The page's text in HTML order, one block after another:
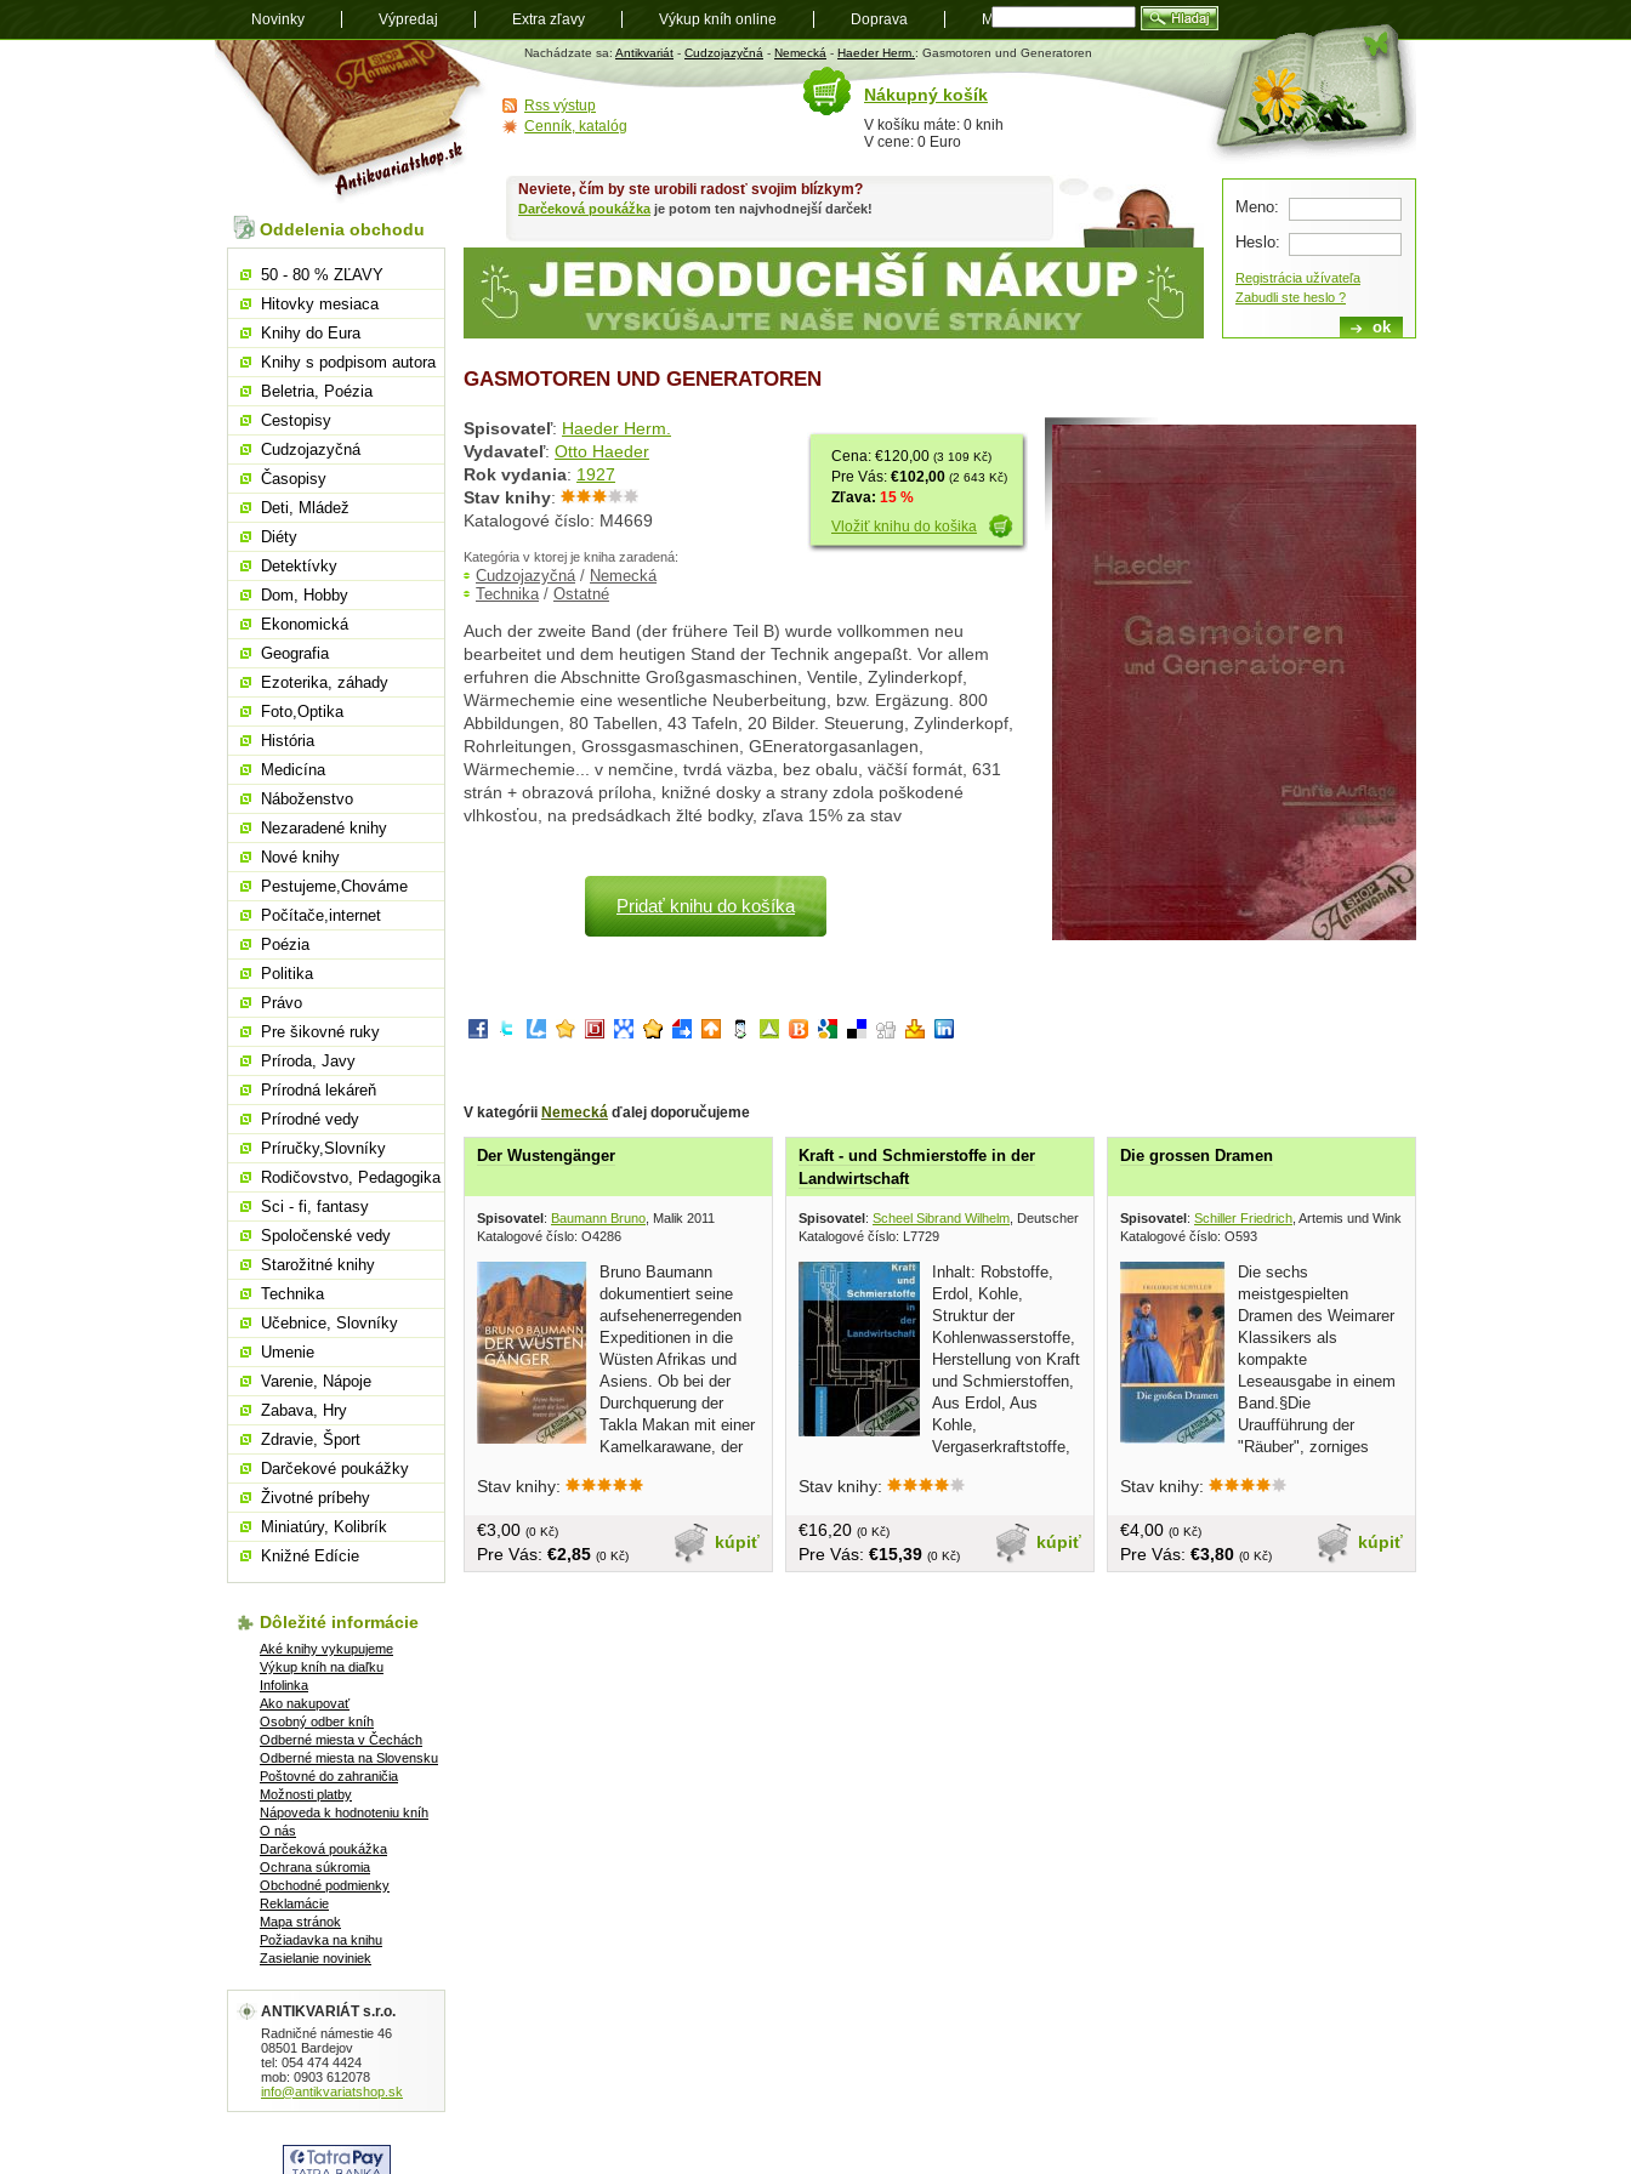
Antikvariát
shop.sk
Nachádzate sa: Antikvariát - Cudzojazyčná - Nemecká - Haeder Herm. : Gasmotoren und Generatoren
GASMOTOREN UND GENERATOREN
Cena: €120,00 (3 109 Kč)
Pre Vás: €102,00 (2 643 Kč)
Zľava: 15 %
Vložiť knihu do košika
Spisovateľ: Haeder Herm.
Vydavateľ: Otto Haeder
Rok vydania: 1927
Stav knihy:
Katalogové číslo: M4669
Kategória v ktorej je kniha zaradená:
Cudzojazyčná/ Nemecká
Technika/ Ostatné
Auch der zweite Band (der frühere Teil B) wurde vollkommen neu
bearbeitet und dem heutigen Stand der Technik angepaßt. Vor allem
erfuhren die Abschnitte Großgasmaschinen, Ventile, Zylinderkopf,
Wärmechemie eine wesentliche Neuberbeitung, bzw. Ergäzung. 800
Abbildungen, 80 Tabellen, 43 Tafeln, 20 Bilder. Steuerung, Zylinderkopf,
Rohrleitungen, Grossgasmaschinen, GEneratorgasanlagen,
Wärmechemie... v nemčine, tvrdá väzba, bez obalu, väčší formát, 631
strán + obrazová príloha, knižné dosky a strany zdola poškodené
vlhkosťou, na predsádkach žlté bodky, zľava 15% za stav
Pridať knihu do košíka
V kategórii Nemecká ďalej doporučujeme
Der Wustengänger
Spisovatel: Baumann Bruno , Malik 2011
Katalogové číslo: O4286
Bruno Baumann
dokumentiert seine
aufsehenerregenden
Expeditionen in die
Wüsten Afrikas und
Asiens. Ob bei der
Durchquerung der
Takla Makan mit einer
Kamelkarawane, der
Reise vom Tschad bis nach Ägypten
verbindet persönliche Abenteuer mit der
profunden Kenntnis der jeweiligen
Kultur. Er erzählt von spannenden
Stav knihy:
kúpiť
€3,00 (0 Kč)
Pre Vás: €2,85 (0 Kč)
Kraft - und Schmierstoffe in der
Landwirtschaft
Spisovatel: Scheel Sibrand Wilhelm , Deutscher Bauernverlag 1958
Katalogové číslo: L7729
Inhalt: Robstoffe,
Erdol, Kohle,
Struktur der
Kohlenwasserstoffe,
Herstellung von Kraft
und Schmierstoffen,
Aus Erdol, Aus
Kohle,
Vergaserkraftstoffe,
Schmierstoffe, Transport und
obalu, 144 strán
Stav knihy:
kúpiť
€16,20 (0 Kč)
Pre Vás: €15,39 (0 Kč)
Die grossen Dramen
Spisovatel: Schiller Friedrich , Artemis und Winkler 2005
Katalogové číslo: O593
Die sechs
meistgespielten
Dramen des Weimarer
Klassikers als
kompakte
Leseausgabe in einem
Band.§Die
Uraufführung der
"Räuber", zorniges
"tintenklecksende Säkulum",
sensationeller Erfolg, machte Schiller
auf einen Schlag in Deutschland
berühmt. Ein würdiger Auftakt für den
Stav knihy:
kúpiť
€4,00 (0 Kč)
Pre Vás: €3,80 (0 Kč)
Neviete, čím by ste urobili radosť svojim blízkym?
Darčeková poukážka je potom ten najvhodnejší darček!
Oddelenia obchodu
50 - 80 % ZĽAVY
Hitovky mesiaca
Knihy do Eura
Knihy s podpisom autora
Beletria, Poézia
Cestopisy
Cudzojazyčná
Časopisy
Deti, Mládež
Diéty
Detektívky
Dom, Hobby
Ekonomická
Geografia
Ezoterika, záhady
Foto,Optika
História
Medicína
Náboženstvo
Nezaradené knihy
Nové knihy
Pestujeme,Chováme
Počítače,internet
Poézia
Politika
Právo
Pre šikovné ruky
Príroda, Javy
Prírodná lekáreň
Prírodné vedy
Príručky,Slovníky
Rodičovstvo, Pedagogika
Sci - fi, fantasy
Spoločenské vedy
Starožitné knihy
Technika
Učebnice, Slovníky
Umenie
Varenie, Nápoje
Zabava, Hry
Zdravie, Šport
Darčekové poukážky
Životné príbehy
Miniatúry, Kolibrík
Knižné Edície
Dôležité informácie
Aké knihy vykupujeme
Výkup kníh na diaľku
Infolinka
Ako nakupovať
Osobný odber kníh
Odberné miesta v Čechách
Odberné miesta na Slovensku
Poštovné do zahraničia
Možnosti platby
Nápoveda k hodnoteniu kníh
O nás
Darčeková poukážka
Ochrana súkromia
Obchodné podmienky
Reklamácie
Mapa stránok
Požiadavka na knihu
Zasielanie noviniek
ANTIKVARIÁT s.r.o.
Radničné námestie 46
08501 Bardejov
tel: 054 474 4424
mob: 0903 612078
info@antikvariatshop.sk
Meno:
Heslo:
Registrácia užívateľa
Zabudli ste heslo ?
Nákupný košík
V košíku máte: 0 knih
V cene: 0 Euro
Rss výstup
Cenník, katalóg
Novinky Výpredaj Extra zľavy Výkup kníh online Doprava Mapa